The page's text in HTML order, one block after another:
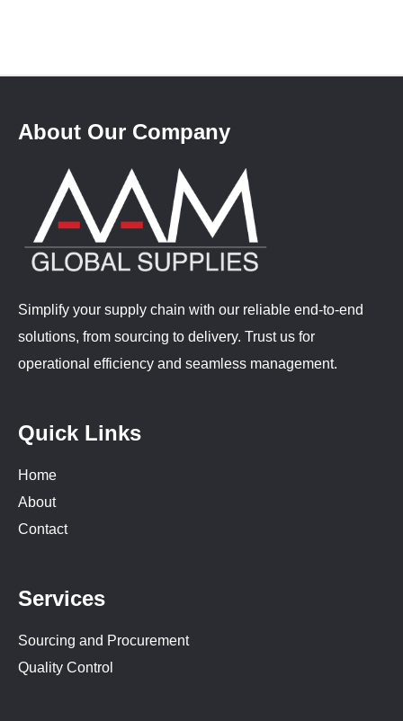
About Our Company
Simplify your supply chain with our reliable end-to-end
solutions, from sourcing to delivery. Trust us for
operational efficiency and seamless management.
Quick Links
Home
About
Contact
Services
Sourcing and Procurement
Quality Control